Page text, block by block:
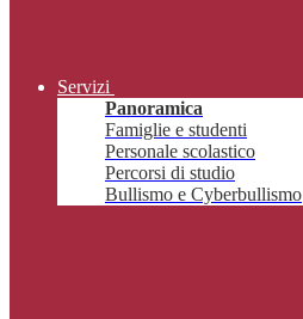
Servizi
Panoramica
Famiglie e studenti
Personale scolastico
Percorsi di studio
Bullismo e Cyberbullismo